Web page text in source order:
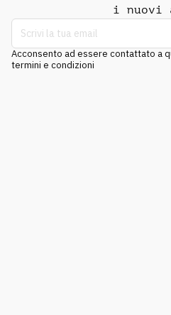
i nuovi
Acconsento ad essere contattato a
termini e condizioni